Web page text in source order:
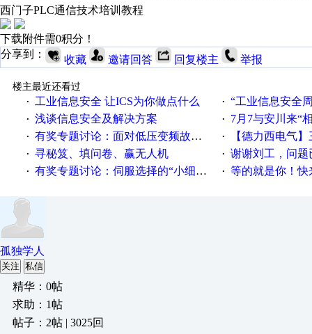
西门子PLC通信技术培训教程
下载附件需0积分！
分享到：
收藏 邀请回答 回复楼主 举报
楼主最近还看过
·
工业信息安全 让ICS为你做点什么 · “工业信息安全周之我见”
· 浅谈信息安全及解决方案 · 7月7与安川来“
· 有奖专题讨论：面对低压变频故障，老手是这样解决的！ · 【德力西电气】三
· 寻秘笈、填问卷、赢无人机 · 谢谢刘工，问题
· 有奖专题讨论：伺服选择的“小细节大学问”奖励公告 · 等的就是你！快来
孤独学人
关注 私信
精华：0帖
求助：1帖
帖子：2帖 | 3025回